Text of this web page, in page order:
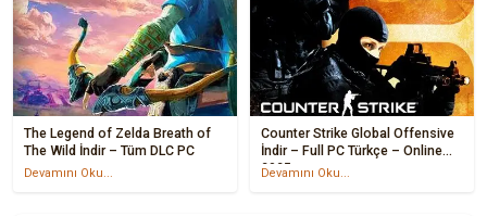
The Legend of Zelda Breath of
The Wild İndir – Tüm DLC PC
Devamını Oku...
Counter Strike Global Offensive
İndir – Full PC Türkçe – Online
2025
Devamını Oku...